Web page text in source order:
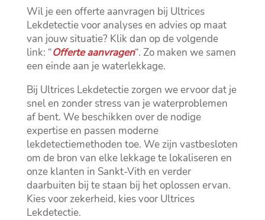
Wil je een offerte aanvragen bij Ultrices
Lekdetectie voor analyses en advies op maat
van jouw situatie? Klik dan op de volgende
link: “Offerte aanvragen“.​ Zo maken we samen
een einde aan je waterlekkage.​
Bij Ultrices Lekdetectie zorgen we ervoor dat je
snel en zonder stress van je waterproblemen
af bent.​ We beschikken over de nodige
expertise en passen moderne
lekdetectiemethoden toe.​ We zijn vastbesloten
om de bron van elke lekkage te lokaliseren en
onze klanten in Sankt-Vith en verder
daarbuiten bij te staan bij het oplossen ervan.​
Kies voor zekerheid, kies voor Ultrices
Lekdetectie.​